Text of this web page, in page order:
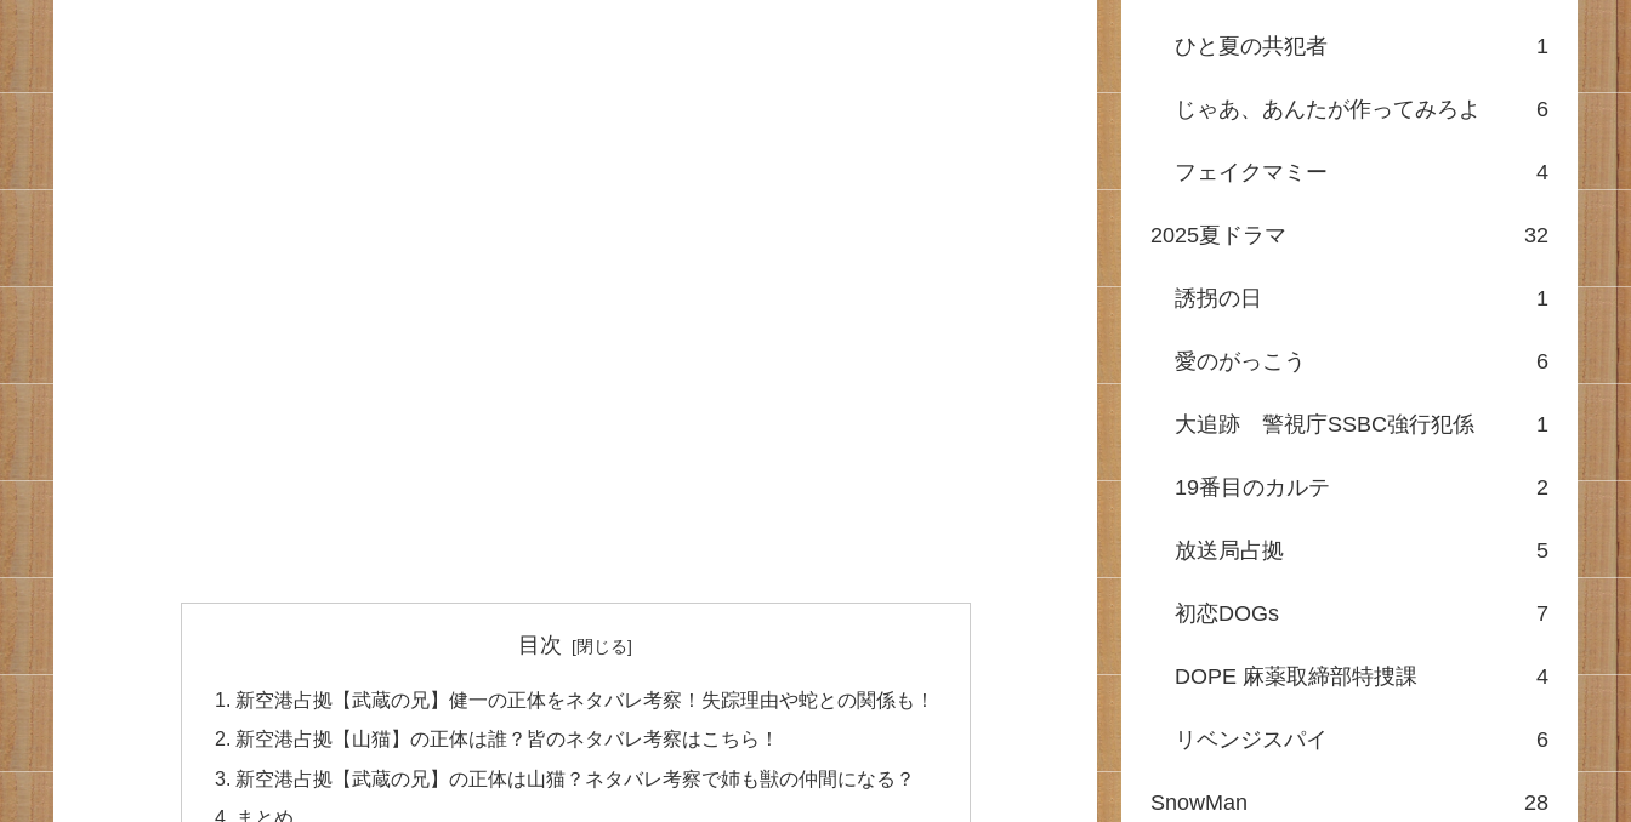
目次
新空港占拠【武蔵の兄】健一の正体をネタバレ考察！失踪理由や蛇との関係も！
新空港占拠【山猫】の正体は誰？皆のネタバレ考察はこちら！
新空港占拠【武蔵の兄】の正体は山猫？ネタバレ考察で姉も獣の仲間になる？
まとめ
ひと夏の共犯者 1
じゃあ、あんたが作ってみろよ 6
フェイクマミー 4
2025夏ドラマ 32
誘拐の日 1
愛のがっこう 6
大追跡 警視庁SSBC強行犯係 1
19番目のカルテ 2
放送局占拠 5
初恋DOGs 7
DOPE 麻薬取締部特捜課 4
リベンジスパイ 6
SnowMan 28